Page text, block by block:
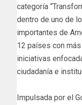
categoría
dentro de uno de
importantes de
12 países con
iniciativas
ciudadanía e
Impulsada por el